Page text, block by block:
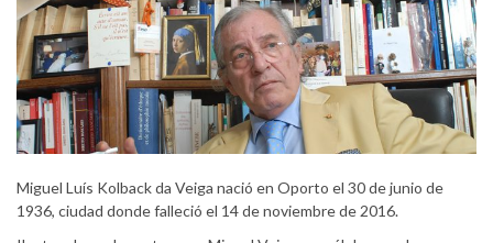
Miguel Luís Kolback da Veiga nació en Oporto el 30 de junio de
1936, ciudad donde falleció el 14 de noviembre de 2016.